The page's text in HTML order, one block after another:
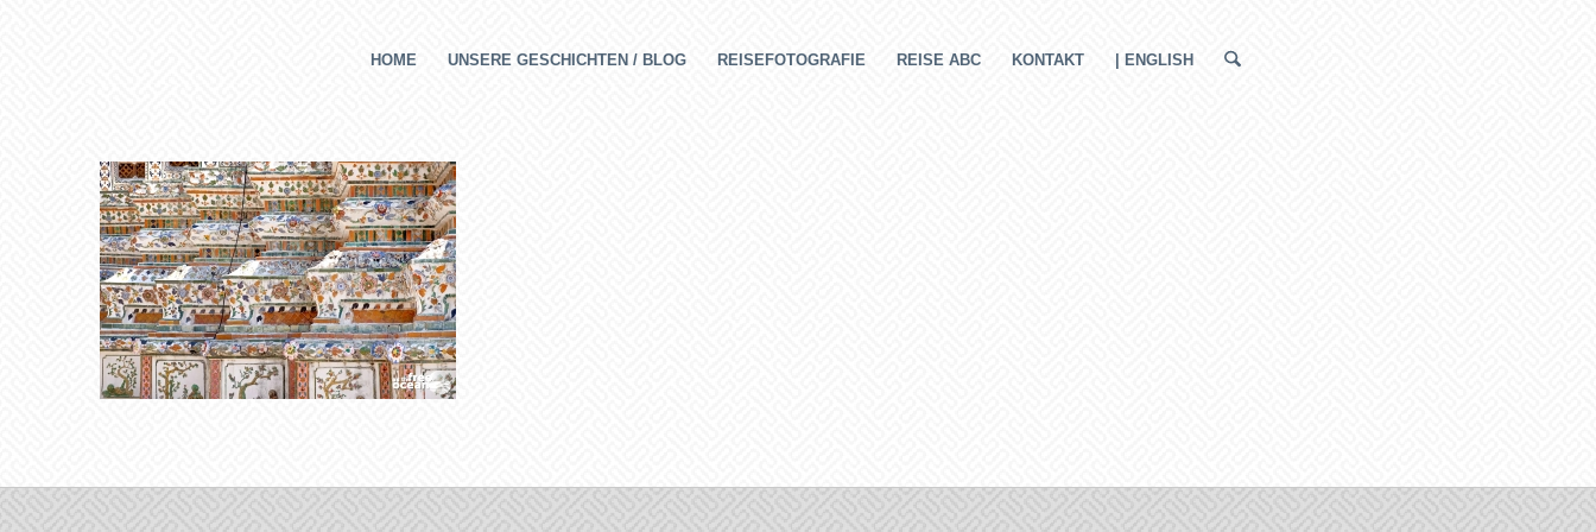
HOME UNSERE GESCHICHTEN / BLOG REISEFOTOGRAFIE REISE ABC KONTAKT | ENGLISH